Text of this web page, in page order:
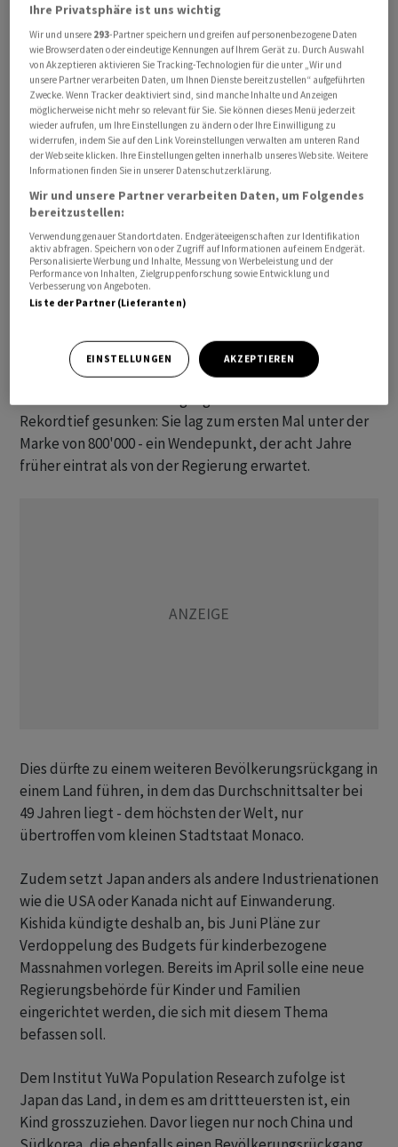
"Unsere Nation steht am Scheidepunkt, ob sie ihre
gesellschaftlichen Funktionen aufrechterhalten kann",
sagte Kishida in einer Rede im Parlament. "Wenn es um
die Geburten- und Erziehungspolitik geht, heisst es
jetzt oder nie - das ist ein Thema, das einfach nicht
länger warten kann."
Die nach den USA und China drittgrösste Volkswirtschaft
der Welt hat in den vergangenen Jahren mehrfach
versucht, ihre Bürger mit Geldprämien und besseren
Sozialleistungen dazu zu bewegen, mehr Kinder zu
bekommen. Dennoch bleibt Japan eines der teuersten
Auch deshalb ist offiziellen Schätzungen zufolge die
Zahl der Geburten im vergangenen Jahr auf ein neues
Rekordtief gesunken: Sie lag zum ersten Mal unter der
Marke von 800'000 - ein Wendepunkt, der acht Jahre
früher eintrat als von der Regierung erwartet.
Dies dürfte zu einem weiteren Bevölkerungsrückgang in
einem Land führen, in dem das Durchschnittsalter bei
49 Jahren liegt - dem höchsten der Welt, nur
übertroffen vom kleinen Stadtstaat Monaco.
Zudem setzt Japan anders als andere Industrienationen
wie die USA oder Kanada nicht auf Einwanderung.
Kishida kündigte deshalb an, bis Juni Pläne zur
Verdoppelung des Budgets für kinderbezogene
Massnahmen vorlegen. Bereits im April solle eine neue
Regierungsbehörde für Kinder und Familien
eingerichtet werden, die sich mit diesem Thema
befassen soll.
Dem Institut YuWa Population Research zufolge ist
Japan das Land, in dem es am drittteuersten ist, ein
Kind grosszuziehen. Davor liegen nur noch China und
Ihre Privatsphäre ist uns wichtig
Wir und unsere 293-Partner speichern und greifen auf personenbezogene Daten
wie Browserdaten oder eindeutige Kennungen auf Ihrem Gerät zu. Durch Auswahl
von Akzeptieren aktivieren Sie Tracking-Technologien für die unter „Wir und
unsere Partner verarbeiten Daten, um Ihnen Dienste bereitzustellen“ aufgeführten
Zwecke. Wenn Tracker deaktiviert sind, sind manche Inhalte und Anzeigen
möglicherweise nicht mehr so relevant für Sie. Sie können dieses Menü jederzeit
wieder aufrufen, um Ihre Einstellungen zu ändern oder Ihre Einwilligung zu
widerrufen, indem Sie auf den Link Voreinstellungen verwalten am unteren Rand
der Webseite klicken. Ihre Einstellungen gelten innerhalb unseres Website. Weitere
Informationen finden Sie in unserer Datenschutzerklärung.
Wir und unsere Partner verarbeiten Daten, um Folgendes
bereitzustellen:
Verwendung genauer Standortdaten. Endgeräteeigenschaften zur Identifikation
aktiv abfragen. Speichern von oder Zugriff auf Informationen auf einem Endgerät.
Personalisierte Werbung und Inhalte, Messung von Werbeleistung und der
Performance von Inhalten, Zielgruppenforschung sowie Entwicklung und
Verbesserung von Angeboten.
Liste der Partner (Lieferanten)
EINSTELLUNGEN AKZEPTIEREN